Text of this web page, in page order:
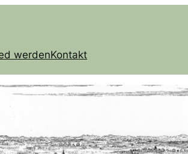
werdenKontakt